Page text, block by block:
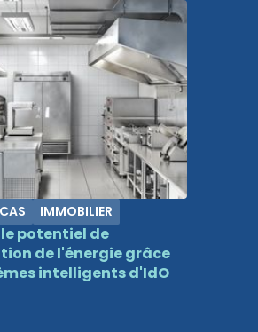
évité 894 720 kWh de
d'énergie et
de 4 millions de litres
au siège parisien
superficie de 60 000 m2.
IMMOBILIER
potentiel de
de l'énergie grâce
intelligents d'IdO